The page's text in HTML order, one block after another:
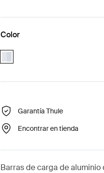
Color
Garantía Thule
Encontrar en tienda
Barras de carga de